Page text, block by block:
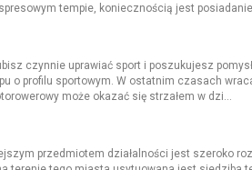
tempie, koniecznością jest
czynnie uprawiać sport i poszukujesz
o profilu sportowym. W ostatnim czasach
może okazać się strzałem w dzi...
przedmiotem działalności jest szeroko